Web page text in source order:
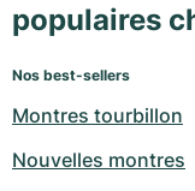
populaires
Nos best-sellers
Montres tourbillon
Nouvelles montres